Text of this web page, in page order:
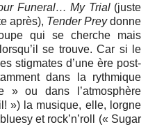
Funeral… My Trial(juste
après), Tender Preydonne
qui se cherche mais
se trouve. Car si le
stigmates d’une ère post-
dans la rythmique
ou dans l’atmosphère
») la musique, elle, lorgne
et rock’n’roll (« Sugar